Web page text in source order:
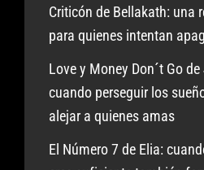
Criticón de Bellakath: una
para quienes intentan
Love y Money Don´t Go
cuando perseguir los
alejar a quienes amas
El Número 7 de Elia: